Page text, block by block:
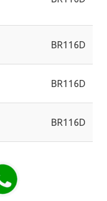
BR116D
BR116D
BR116D